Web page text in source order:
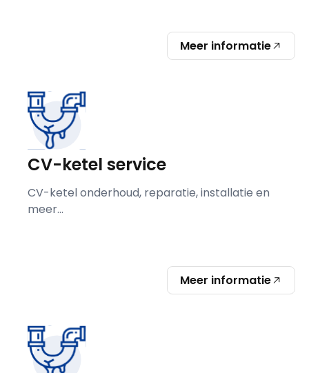
Meer informatie
CV-ketel service
CV-ketel onderhoud, reparatie, installatie en
meer...
Meer informatie